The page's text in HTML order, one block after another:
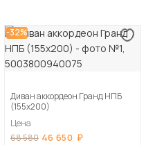
-32%
Диван аккордеон Гранд НПБ
(155х200)
Цена
68 580 46 650